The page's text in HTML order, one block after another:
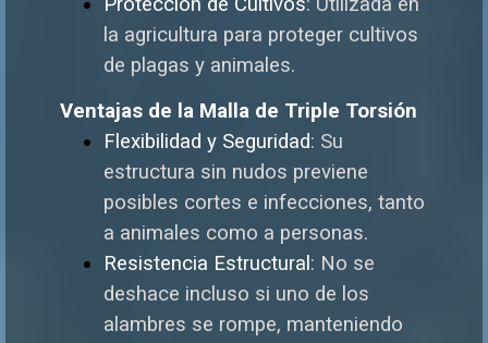
la agricultura para proteger cultivos
de plagas y animales.
Ventajas de la Malla de Triple Torsión
Flexibilidad y Seguridad: Su
estructura sin nudos previene
posibles cortes e infecciones, tanto
a animales como a personas.
Resistencia Estructural: No se
deshace incluso si uno de los
alambres se rompe, manteniendo